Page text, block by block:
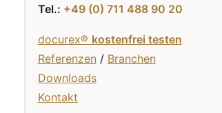
Tel.: +49 (0) 711 488 90 20
docurex® kostenfrei testen
Referenzen / Branchen
Downloads
Kontakt